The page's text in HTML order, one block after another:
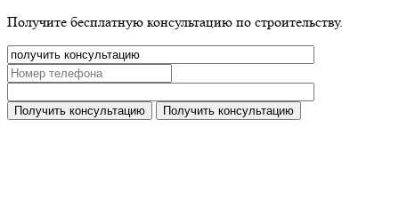
Получите бесплатную консультацию по строительству.
Получить консультацию